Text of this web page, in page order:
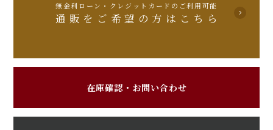
無金利ローン・クレジットカードのご利用可能
通販をご希望の方はこちら
在庫確認・お問い合わせ